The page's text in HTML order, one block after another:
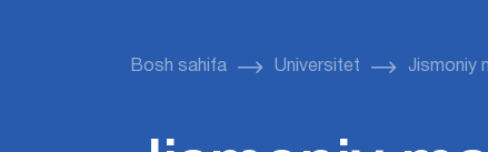
Bosh sahifa Universitet Jismoniy